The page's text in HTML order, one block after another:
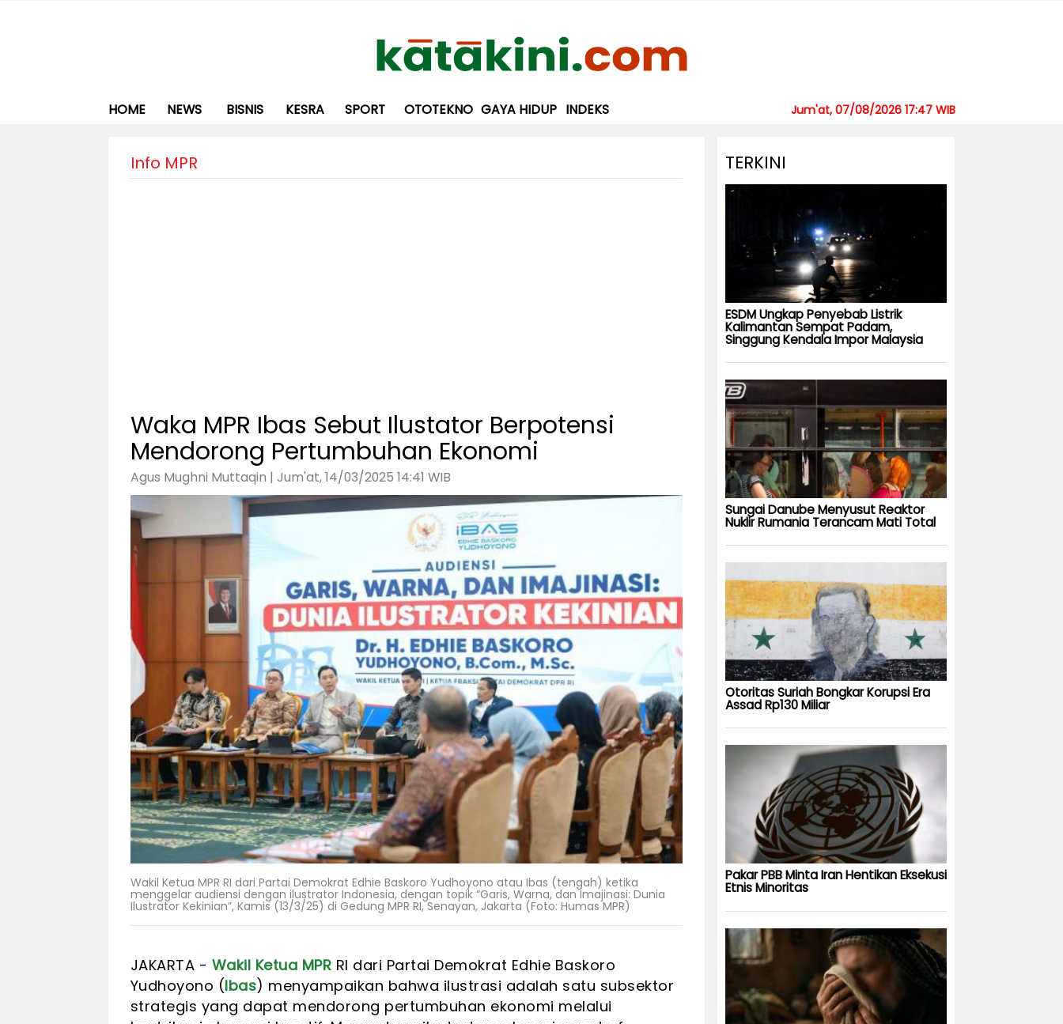
HOME NEWS BISNIS KESRA SPORT OTOTEKNO GAYA HIDUP INDEKS Jum'at, 07/08/2026 17:47 WIB
Info MPR
Waka MPR Ibas Sebut Ilustator Berpotensi
Mendorong Pertumbuhan Ekonomi
Agus Mughni Muttaqin | Jum'at, 14/03/2025 14:41 WIB
Wakil Ketua MPR RI dari Partai Demokrat Edhie Baskoro Yudhoyono atau Ibas (tengah) ketika
menggelar audiensi dengan ilustrator Indonesia, dengan topik “Garis, Warna, dan Imajinasi: Dunia
Ilustrator Kekinian”, Kamis (13/3/25) di Gedung MPR RI, Senayan, Jakarta (Foto: Humas MPR)
JAKARTA - Wakil Ketua MPR RI dari Partai Demokrat Edhie Baskoro
Yudhoyono (Ibas) menyampaikan bahwa ilustrasi adalah satu subsektor
strategis yang dapat mendorong pertumbuhan ekonomi melalui
TERKINI
ESDM Ungkap Penyebab Listrik
Kalimantan Sempat Padam,
Singgung Kendala Impor Malaysia
Sungai Danube Menyusut Reaktor
Nuklir Rumania Terancam Mati Total
Otoritas Suriah Bongkar Korupsi Era
Assad Rp130 Miliar
Pakar PBB Minta Iran Hentikan Eksekusi
Etnis Minoritas